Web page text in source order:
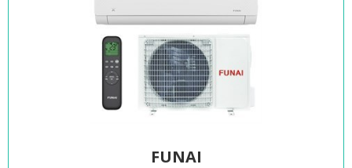
FUNAI